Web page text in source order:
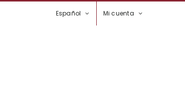
Español Mi cuenta